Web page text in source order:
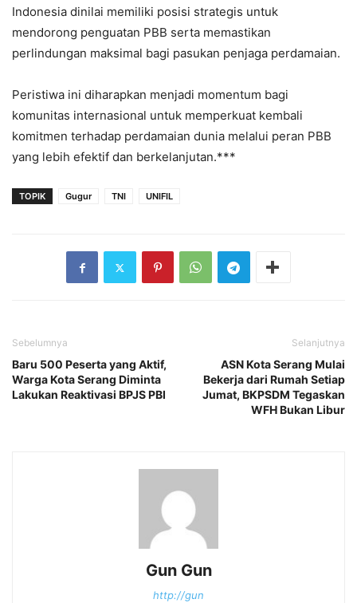
Indonesia dinilai memiliki posisi strategis untuk
mendorong penguatan PBB serta memastikan
perlindungan maksimal bagi pasukan penjaga perdamaian.
Peristiwa ini diharapkan menjadi momentum bagi
komunitas internasional untuk memperkuat kembali
komitmen terhadap perdamaian dunia melalui peran PBB
yang lebih efektif dan berkelanjutan.***
TOPIK Gugur TNI UNIFIL
Sebelumnya
‎Baru 500 Peserta yang Aktif,
Warga Kota Serang Diminta
Lakukan Reaktivasi BPJS PBI
Selanjutnya
ASN Kota Serang Mulai
Bekerja dari Rumah Setiap
Jumat, BKPSDM Tegaskan
WFH Bukan Libur‎
Gun Gun
http://gun